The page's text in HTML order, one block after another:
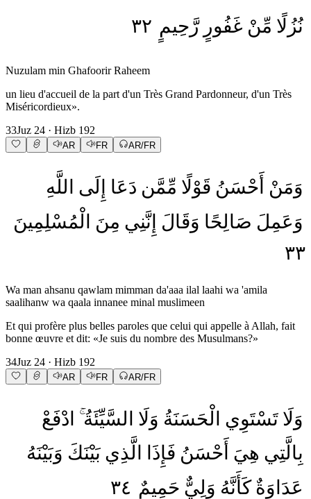
نُزُلًا مِّنْ غَفُورٍ رَّحِيمٍ ٣٢
Nuzulam min Ghafoorir Raheem
un lieu d'accueil de la part d'un Très Grand Pardonneur, d'un Très
Miséricordieux».
33Juz 24 · Hizb 192
AR FR AR/FR
وَمَنْ أَحْسَنُ قَوْلًا مِّمَّن دَعَا إِلَى اللَّهِ
وَعَمِلَ صَالِحًا وَقَالَ إِنَّنِي مِنَ
الْمُسْلِمِينَ
٣٣
Wa man ahsanu qawlam mimman da'aaa ilal laahi wa 'amila
saalihanw wa qaala innanee minal muslimeen
Et qui profère plus belles paroles que celui qui appelle à Allah, fait
bonne œuvre et dit: «Je suis du nombre des Musulmans?»
34Juz 24 · Hizb 192
AR FR AR/FR
وَلَا تَسْتَوِي الْحَسَنَةُ وَلَا السَّيِّئَةُ
ادْفَعْ
بِالَّتِي هِيَ أَحْسَنُ فَإِذَا الَّذِي بَيْنَكَ وَبَيْنَهُ
عَدَاوَةٌ كَأَنَّهُ وَلِيٌّ حَمِيمٌ ٣٤